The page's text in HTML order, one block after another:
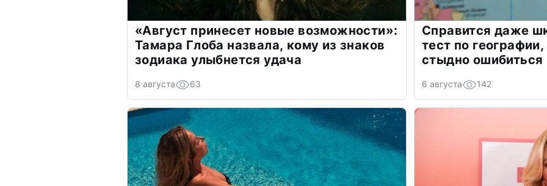
«Август принесет новые возможности»:
Тамара Глоба назвала, кому из знаков
зодиака улыбнется удача
8 августа 63
Справится даже
тест по
стыдно ошибиться
6 августа 142